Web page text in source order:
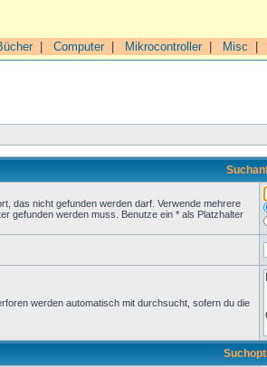
| Computer| Mikrocontroller| Misc
das nicht gefunden werden darf. Verwende mehrere
gefunden werden muss. Benutze ein * als Platzhalter
werden automatisch mit durchsucht, sofern du die